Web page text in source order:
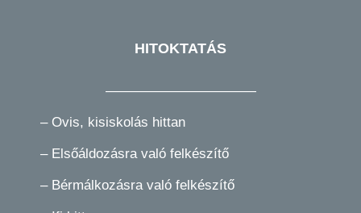
HITOKTATÁS
———————————
– Ovis, kisiskolás hittan
– Elsőáldozásra való felkészítő
– Bérmálkozásra való felkészítő